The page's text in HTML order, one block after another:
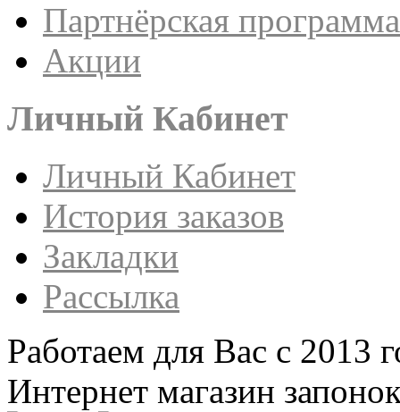
Партнёрская программа
Акции
Личный Кабинет
Личный Кабинет
История заказов
Закладки
Рассылка
Работаем для Вас с 2013
Интернет магазин